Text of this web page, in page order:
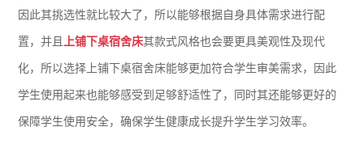
因此其挑选性就比较大了，所以能够根据自身具体需求进行配
置，并且上铺下桌宿舍床其款式风格也会要更具美观性及现代
化，所以选择上铺下桌宿舍床能够更加符合学生审美需求，因此
学生使用起来也能够感受到足够舒适性了，同时其还能够更好的
保障学生使用安全，确保学生健康成长提升学生学习效率。